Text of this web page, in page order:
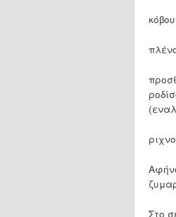
Στο